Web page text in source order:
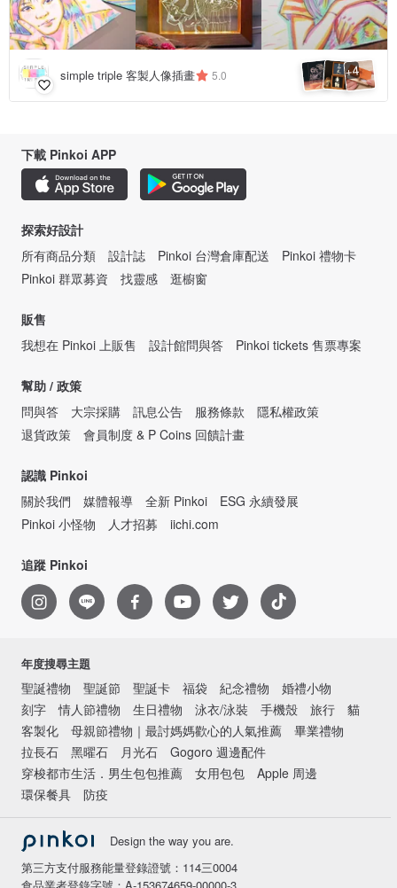
simple triple 客製人像插畫 5.0 +4
下載 Pinkoi APP
探索好設計
所有商品分類
設計誌 Pinkoi 台灣倉庫配送
Pinkoi 禮物卡
Pinkoi 群眾募資
找靈感 逛櫥窗
販售
我想在 Pinkoi 上販售
設計館問與答 Pinkoi tickets 售票專案
幫助 / 政策
問與答
大宗採購 訊息公告 服務條款
隱私權政策
退貨政策
會員制度 & P Coins 回饋計畫
認識 Pinkoi
關於我們
媒體報導 全新 Pinkoi
ESG 永續發展
Pinkoi 小怪物
人才招募 iichi.com
追蹤 Pinkoi
年度搜尋主題
聖誕禮物 聖誕節 聖誕卡 福袋 紀念禮物
婚禮小物
刻字
情人節禮物 生日禮物 泳衣/泳裝 手機殼 旅行
貓
客製化
母親節禮物｜最討媽媽歡心的人氣推薦
畢業禮物
拉長石
黑曜石 月光石
Gogoro 週邊配件
穿梭都市生活．男生包包推薦
女用包包
Apple 周邊
環保餐具
防疫
Design the way you are.
第三方支付服務能量登錄證號：114三0004